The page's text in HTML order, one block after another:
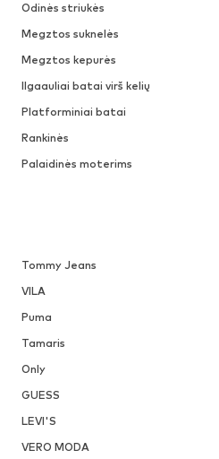
Odinės striukės
Megztos suknelės
Megztos kepurės
Ilgaauliai batai virš kelių
Platforminiai batai
Rankinės
Palaidinės moterims
Tommy Jeans
VILA
Puma
Tamaris
Only
GUESS
LEVI'S
VERO MODA